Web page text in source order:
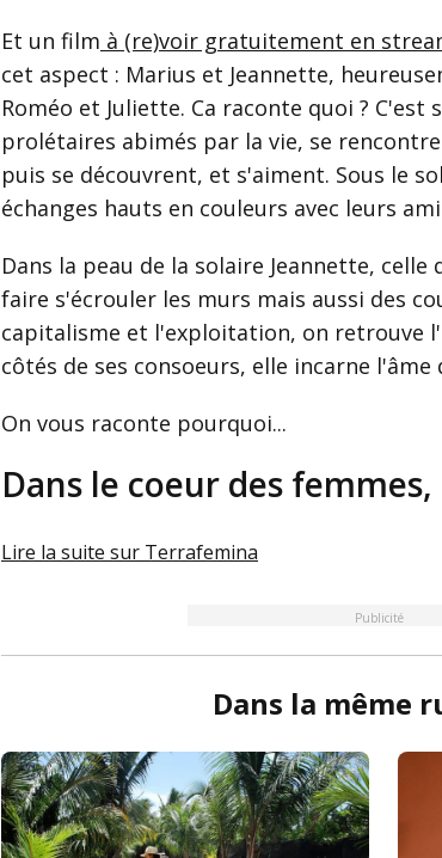
Et un film à (re)voir gratuitement en
cet aspect : Marius et Jeannette,
Roméo et Juliette. Ca raconte quoi ? C'est
prolétaires abimés par la vie, se
puis se découvrent, et s'aiment. Sous le
échanges hauts en couleurs avec leurs
Dans la peau de la solaire Jeannette, celle
faire s'écrouler les murs mais aussi des
capitalisme et l'exploitation, on retrouve
côtés de ses consoeurs, elle incarne
On vous raconte pourquoi...
Dans le coeur des
Lire la suite sur Terrafemina
Publicité
Dans la même